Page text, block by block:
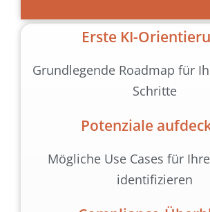
Erste KI-
Grundlegende Roadmap für
Schritte
Potenziale
Mögliche Use Cases für
identifizieren